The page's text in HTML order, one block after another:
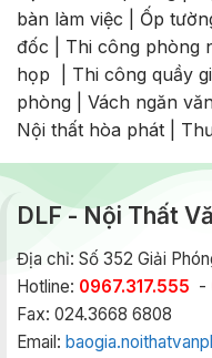
bàn làm việc
Ốp
đốc
Thi công phòng
họp
Thi công quầy
phòng
Vách ngăn
Nội thất hòa phát
DLF - Nội Thất
Địa chỉ: Số 352 Giải
Hotline: 0967.317.555 -
Fax: 024.3668 6808
Email: